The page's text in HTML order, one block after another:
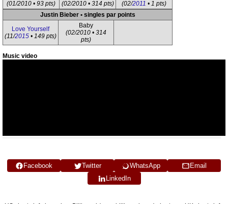
(01/2010 • 93 pts)
(02/2010 • 314 pts)
(02/2011 • 1 pts)
Justin Bieber • singles par points
Love Yourself
(11/2015 • 149 pts)
Baby
(02/2010 • 314
pts)
Music video
Facebook Twitter WhatsApp
Email
LinkedIn